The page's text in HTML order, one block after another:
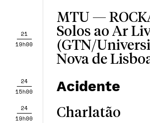
21
19h00
MTU —
Solos ao Ar
(GTN/
Nova de
24
15h00
Acidente
24
19h00
Charlatão